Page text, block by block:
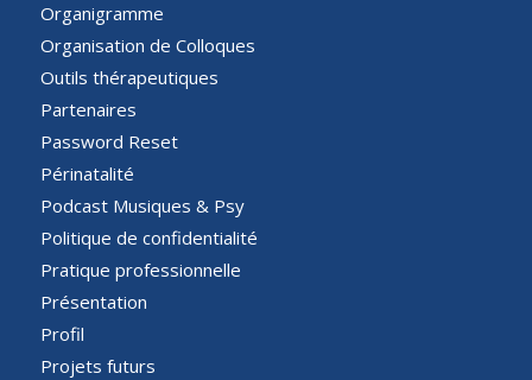
Organigramme
Organisation de Colloques
Outils thérapeutiques
Partenaires
Password Reset
Périnatalité
Podcast Musiques & Psy
Politique de confidentialité
Pratique professionnelle
Présentation
Profil
Projets futurs